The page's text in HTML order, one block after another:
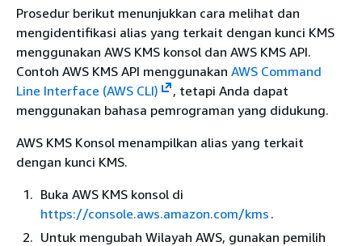
Prosedur berikut menunjukkan cara melihat dan
mengidentifikasi alias yang terkait dengan kunci KMS
menggunakan AWS KMS konsol dan AWS KMS API.
Contoh AWS KMS API menggunakan AWS Command
Line Interface (AWS CLI)
, tetapi Anda dapat
menggunakan bahasa pemrograman yang didukung.
AWS KMS Konsol menampilkan alias yang terkait
dengan kunci KMS.
Buka AWS KMS konsol di
https://console.aws.amazon.com/kms .
Untuk mengubah Wilayah AWS, gunakan pemilih